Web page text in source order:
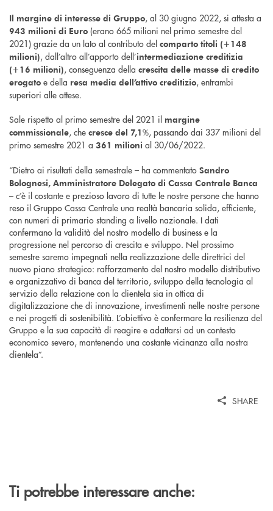
Il margine di interesse di Gruppo, al 30 giugno 2022, si attesta a
943 milioni di Euro (erano 665 milioni nel primo semestre del
2021) grazie da un lato al contributo del comparto titoli (+148
milioni), dall’altro all’apporto dell’intermediazione creditizia
(+16 milioni), conseguenza della crescita delle masse di credito
erogato e della resa media dell’attivo creditizio, entrambi
superiori alle attese.
Sale rispetto al primo semestre del 2021 il margine
commissionale, che cresce del 7,1%, passando dai 337 milioni del
primo semestre 2021 a 361 milioni al 30/06/2022.
“Dietro ai risultati della semestrale – ha commentato Sandro
Bolognesi, Amministratore Delegato di Cassa Centrale Banca
– c’è il costante e prezioso lavoro di tutte le nostre persone che hanno
reso il Gruppo Cassa Centrale una realtà bancaria solida, efficiente,
con numeri di primario standing a livello nazionale. I dati
confermano la validità del nostro modello di business e la
progressione nel percorso di crescita e sviluppo. Nel prossimo
semestre saremo impegnati nella realizzazione delle direttrici del
nuovo piano strategico: rafforzamento del nostro modello distributivo
e organizzativo di banca del territorio, sviluppo della tecnologia al
servizio della relazione con la clientela sia in ottica di
digitalizzazione che di innovazione, investimenti nelle nostre persone
e nei progetti di sostenibilità. L’obiettivo è confermare la resilienza del
Gruppo e la sua capacità di reagire e adattarsi ad un contesto
economico severo, mantenendo una costante vicinanza alla nostra
clientela”.
SHARE
Ti potrebbe interessare anche: